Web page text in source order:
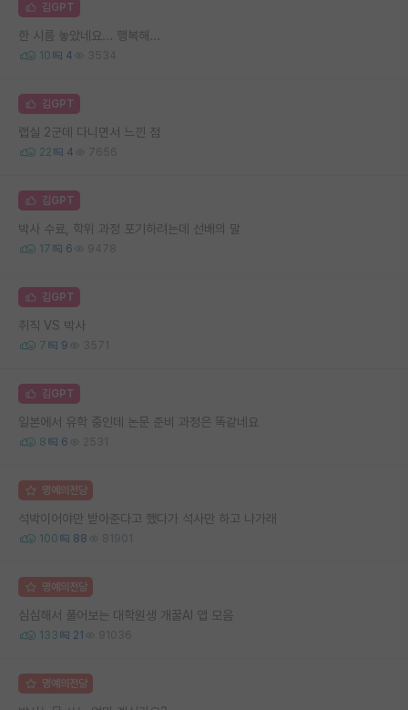
김GPT
한 시름 놓았네요... 행복해...
10 4 3534
김GPT
랩실 2군데 다니면서 느낀 점
22 4 7656
김GPT
박사 수료, 학위 과정 포기하려는데 선배의 말
17 6 9478
김GPT
취직 VS 박사
7 9 3571
김GPT
일본에서 유학 중인데 논문 준비 과정은 똑같네요
8 6 2531
명예의전당
석박이어야만 받아준다고 했다가 석사만 하고 나가래
100 88 81901
명예의전당
심심해서 풀어보는 대학원생 개꿀AI 앱 모음
133 21 91036
명예의전당